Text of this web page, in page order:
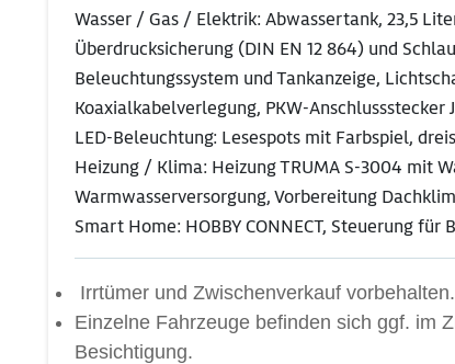
Wasser / Gas / Elektrik: Abwassertank, 23,5
Überdrucksicherung (DIN EN 12 864) und
Beleuchtungssystem und Tankanzeige,
Koaxialkabelverlegung, PKW-Anschlussstecker
LED-Beleuchtung: Lesespots mit Farbspiel,
Heizung / Klima: Heizung TRUMA S-3004 mit
Warmwasserversorgung, Vorbereitung
Smart Home: HOBBY CONNECT, Steuerung
Irrtümer und Zwischenverkauf vorbehalten.
Einzelne Fahrzeuge befinden sich ggf. im
Besichtigung.